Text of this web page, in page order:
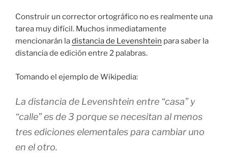
Construir un corrector ortográfico no es realmente una
tarea muy difícil. Muchos inmediatamente
mencionarán ladistancia de Levenshtein para saber la
distancia de edición entre 2 palabras.
Tomando el ejemplo de Wikipedia:
La distancia de Levenshtein entre “casa” y
“calle” es de 3 porque se necesitan al menos
tres ediciones elementales para cambiar uno
en el otro.